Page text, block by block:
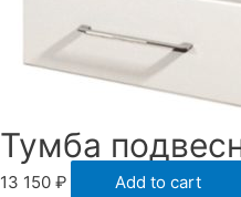
Тумба
13 150 ₽ Add to cart